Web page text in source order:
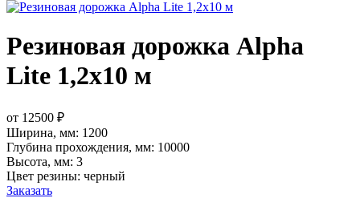
Резиновая дорожка Alpha
Lite 1,2х10 м
от 12500 ₽
Ширина, мм: 1200
Глубина прохождения, мм: 10000
Высота, мм: 3
Цвет резины: черный
Заказать